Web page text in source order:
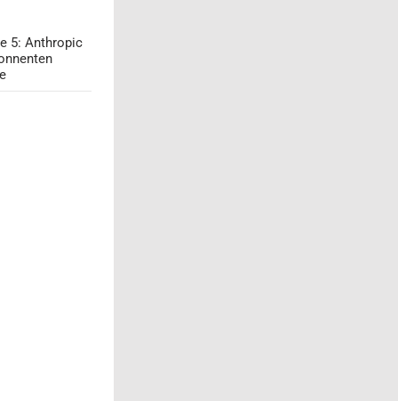
5: Anthropic